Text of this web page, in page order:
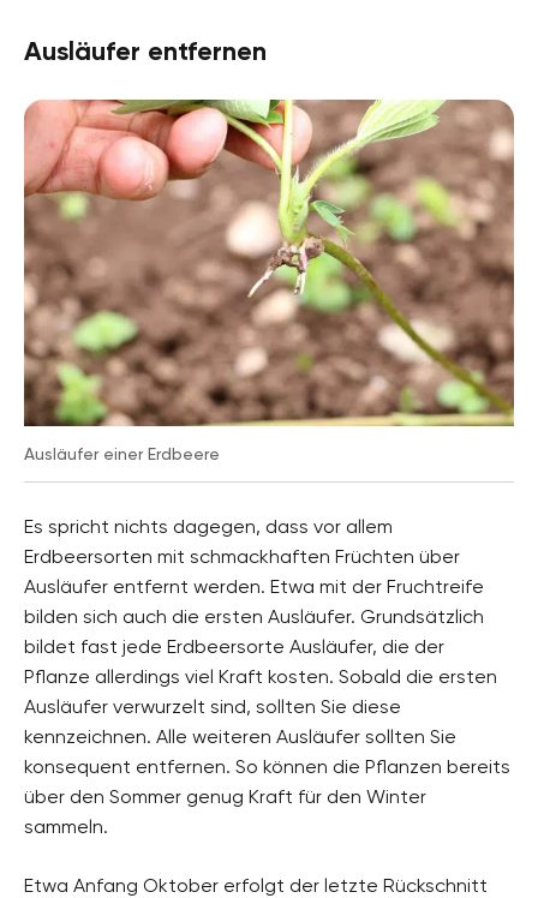
Ausläufer entfernen
Ausläufer einer Erdbeere
Es spricht nichts dagegen, dass vor allem
Erdbeersorten mit schmackhaften Früchten über
Ausläufer entfernt werden. Etwa mit der Fruchtreife
bilden sich auch die ersten Ausläufer. Grundsätzlich
bildet fast jede Erdbeersorte Ausläufer, die der
Pflanze allerdings viel Kraft kosten. Sobald die ersten
Ausläufer verwurzelt sind, sollten Sie diese
kennzeichnen. Alle weiteren Ausläufer sollten Sie
konsequent entfernen. So können die Pflanzen bereits
über den Sommer genug Kraft für den Winter
sammeln.
Etwa Anfang Oktober erfolgt der letzte Rückschnitt